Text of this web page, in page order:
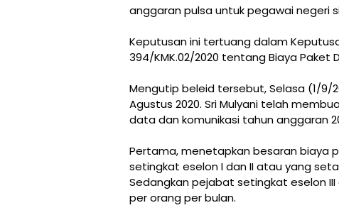
anggaran pulsa untuk pegawai negeri
Keputusan ini tertuang dalam
394/KMK.02/2020 tentang Biaya Paket
Mengutip beleid tersebut, Selasa (1/9/
Agustus 2020. Sri Mulyani telah
data dan komunikasi tahun anggaran
Pertama, menetapkan besaran biaya
setingkat eselon I dan II atau yang
Sedangkan pejabat setingkat eselon
per orang per bulan.